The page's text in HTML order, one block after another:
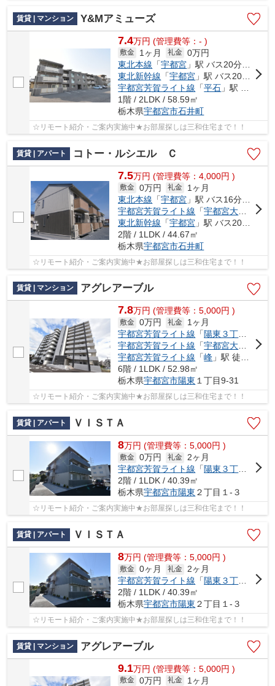
賃貸 | マンション Y&Mアミューズ
7.4万円 (管理費等：- )
敷金 1ヶ月 礼金 0万円
東北本線 「宇都宮 」駅 バス20分 「岡新田」 停歩10分
東北新幹線 「宇都宮 」駅 バス20分 「岡新田」 停歩10分
宇都宮芳賀ライト線 「平石 」駅 徒歩33分
1階 / 2LDK / 58.59㎡
栃木県宇都宮市石井町
☆リモート紹介・ご案内実施中★お部屋探しは三和住宅まで！！
賃貸 | アパート コトー・ルシエル Ｃ
7.5万円 (管理費等：4,000円 )
敷金 0万円 礼金
1ヶ月
東北本線 「宇都宮 」駅 バス16分 「岡西（栃木県）」 停歩11分
宇都宮芳賀ライト線 「宇都宮大学陽東キャンパス
東北新幹線 「宇都宮 」駅 バス20分 「岡西（栃木県）」 停歩11分
2階 / 1LDK / 44.67㎡
栃木県宇都宮市石井町
☆リモート紹介・ご案内実施中★お部屋探しは三和住宅まで！！
賃貸 | マンション アグレアーブル
7.8万円 (管理費等：5,000円 )
敷金 0万円 礼金
1ヶ月
宇都宮芳賀ライト線 「陽東３丁目
宇都宮芳賀ライト線 「宇都宮大学陽東キャンパス
宇都宮芳賀ライト線 「峰 」駅 徒歩18分
6階 / 1LDK / 52.98㎡
栃木県宇都宮市陽東 １丁目9-31
☆リモート紹介・ご案内実施中★お部屋探しは三和住宅まで！！
賃貸 | アパート ＶＩＳＴＡ
8万円 (管理費等：5,000円 )
敷金 0万円 礼金 2ヶ月
宇都宮芳賀ライト線 「陽東３丁目
」駅
2階 / 1LDK / 40.39㎡
栃木県宇都宮市陽東 ２丁目１-３
☆リモート紹介・ご案内実施中★お部屋探しは三和住宅まで！！
賃貸 | アパート ＶＩＳＴＡ
8万円 (管理費等：5,000円 )
敷金 0ヶ月 礼金
2ヶ月
宇都宮芳賀ライト線 「陽東３丁目
」駅
2階 / 1LDK / 40.39㎡
栃木県宇都宮市陽東 ２丁目１-３
☆リモート紹介・ご案内実施中★お部屋探しは三和住宅まで！！
賃貸 | マンション アグレアーブル
9.1万円 (管理費等：5,000円 )
敷金 0万円 礼金
1ヶ月